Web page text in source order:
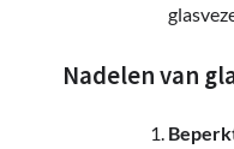
Nadelen van